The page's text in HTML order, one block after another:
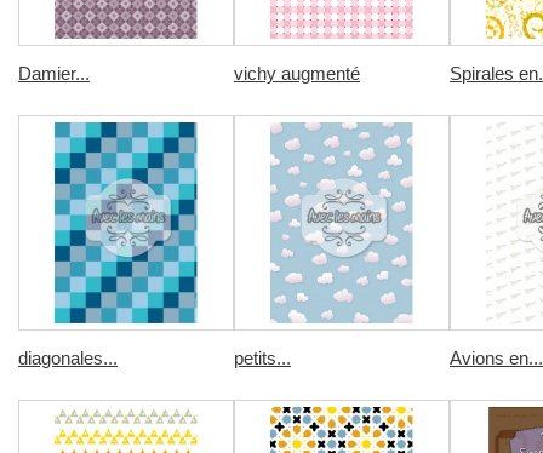
Damier... vichy augmenté Spirales
diagonales... petits... Avions en...